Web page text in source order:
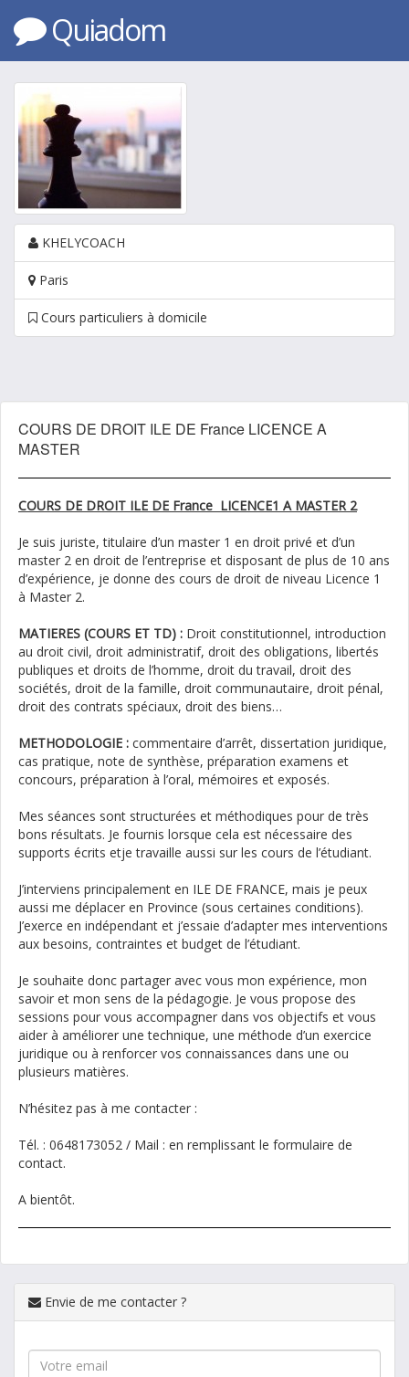
Quiadom
KHELYCOACH
Paris
Cours particuliers à domicile
COURS DE DROIT ILE DE France LICENCE A
MASTER
COURS DE DROIT ILE DE France LICENCE1 A MASTER 2
Je suis juriste, titulaire d’un master 1 en droit privé et d’un
master 2 en droit de l’entreprise et disposant de plus de 10 ans
d’expérience, je donne des cours de droit de niveau Licence 1
à Master 2.
MATIERES (COURS ET TD) : Droit constitutionnel, introduction
au droit civil, droit administratif, droit des obligations, libertés
publiques et droits de l’homme, droit du travail, droit des
sociétés, droit de la famille, droit communautaire, droit pénal,
droit des contrats spéciaux, droit des biens…
METHODOLOGIE : commentaire d’arrêt, dissertation juridique,
cas pratique, note de synthèse, préparation examens et
concours, préparation à l’oral, mémoires et exposés.
Mes séances sont structurées et méthodiques pour de très
bons résultats. Je fournis lorsque cela est nécessaire des
supports écrits etje travaille aussi sur les cours de l’étudiant.
J’interviens principalement en ILE DE FRANCE, mais je peux
aussi me déplacer en Province (sous certaines conditions).
J’exerce en indépendant et j’essaie d’adapter mes interventions
aux besoins, contraintes et budget de l’étudiant.
Je souhaite donc partager avec vous mon expérience, mon
savoir et mon sens de la pédagogie. Je vous propose des
sessions pour vous accompagner dans vos objectifs et vous
aider à améliorer une technique, une méthode d’un exercice
juridique ou à renforcer vos connaissances dans une ou
plusieurs matières.
N’hésitez pas à me contacter :
Tél. : 0648173052 / Mail : en remplissant le formulaire de
contact.
A bientôt.
Envie de me contacter ?